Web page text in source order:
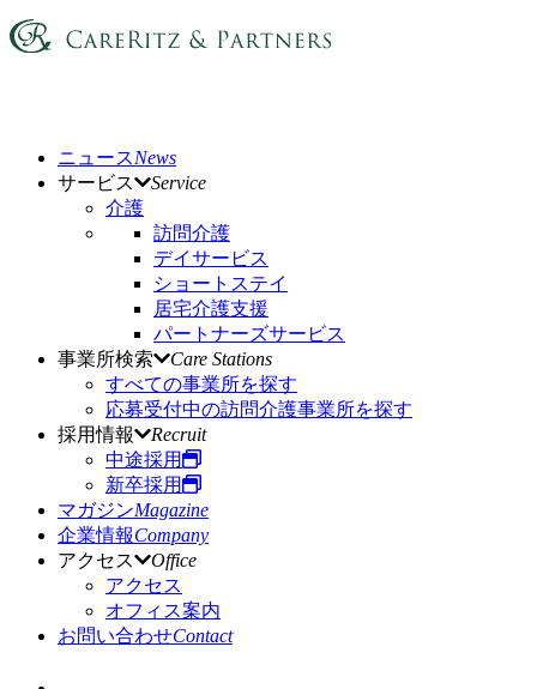
ニュースNews
サービス
Service
介護
訪問介護
デイサービス
ショートステイ
居宅介護支援
パートナーズサービス
事業所検索
Care Stations
すべての事業所を探す
応募受付中の訪問介護事業所を探す
採用情報
Recruit
中途採用
新卒採用
マガジンMagazine
企業情報Company
アクセス
Office
アクセス
オフィス案内
お問い合わせContact